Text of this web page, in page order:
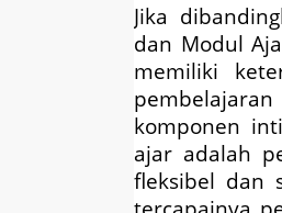
Jika
dan Modul
memiliki
komponen
ajar adalah
fleksibel dan